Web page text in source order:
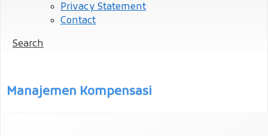
Privacy Statement
Contact
Search
Manajemen Kompensasi